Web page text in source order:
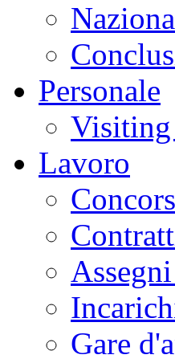
Personale
Visiting
Lavoro
Gare